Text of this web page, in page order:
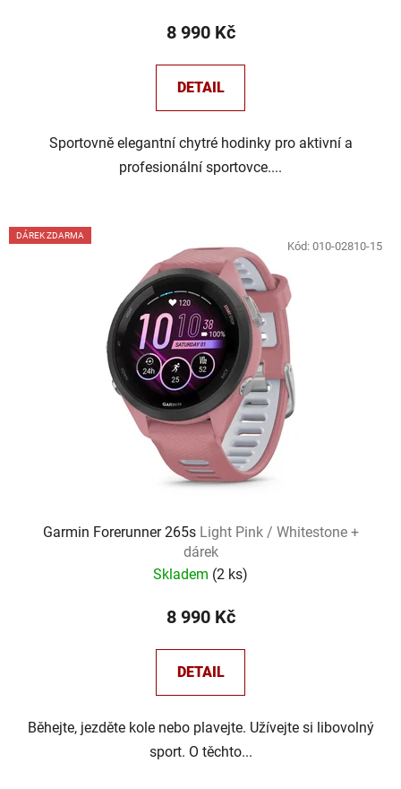
8 990 Kč
DETAIL
Sportovně elegantní chytré hodinky pro aktivní a
profesionální sportovce....
DÁREK ZDARMA
Garmin Forerunner 265s Light Pink / Whitestone +
dárek
Skladem (2 ks)
8 990 Kč
DETAIL
Běhejte, jezděte kole nebo plavejte. Užívejte si libovolný
sport. O těchto...
Kód: 010-02810-15